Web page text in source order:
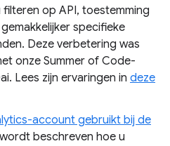
filteren op API, toestemming
specifieke
Deze verbetering was
onze Summer of Code-
Lees zijn ervaringen in deze
account gebruikt bij de
wordt beschreven hoe u